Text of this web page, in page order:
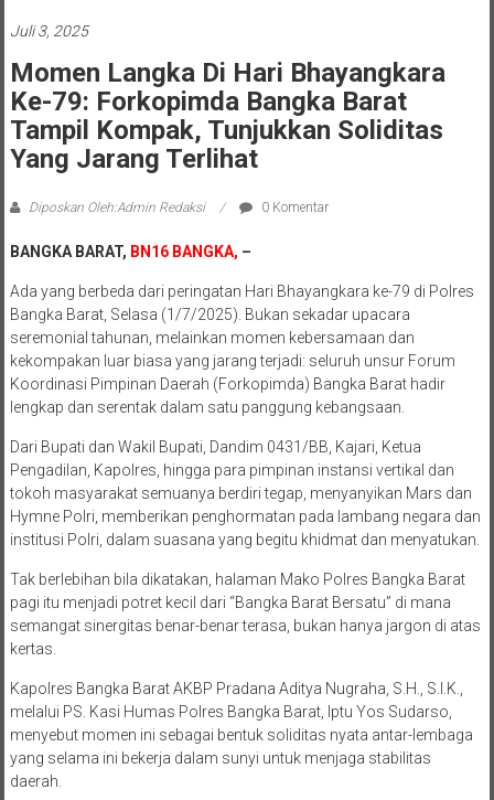
Juli 3, 2025
Momen Langka Di Hari Bhayangkara
Ke-79: Forkopimda Bangka Barat
Tampil Kompak, Tunjukkan Soliditas
Yang Jarang Terlihat
Diposkan Oleh:Admin Redaksi 0 Komentar
BANGKA BARAT, BN16 BANGKA, –
Ada yang berbeda dari peringatan Hari Bhayangkara ke-79 di Polres
Bangka Barat, Selasa (1/7/2025). Bukan sekadar upacara
seremonial tahunan, melainkan momen kebersamaan dan
kekompakan luar biasa yang jarang terjadi: seluruh unsur Forum
Koordinasi Pimpinan Daerah (Forkopimda) Bangka Barat hadir
lengkap dan serentak dalam satu panggung kebangsaan.
Dari Bupati dan Wakil Bupati, Dandim 0431/BB, Kajari, Ketua
Pengadilan, Kapolres, hingga para pimpinan instansi vertikal dan
tokoh masyarakat semuanya berdiri tegap, menyanyikan Mars dan
Hymne Polri, memberikan penghormatan pada lambang negara dan
institusi Polri, dalam suasana yang begitu khidmat dan menyatukan.
Tak berlebihan bila dikatakan, halaman Mako Polres Bangka Barat
pagi itu menjadi potret kecil dari “Bangka Barat Bersatu” di mana
semangat sinergitas benar-benar terasa, bukan hanya jargon di atas
kertas.
Kapolres Bangka Barat AKBP Pradana Aditya Nugraha, S.H., S.I.K.,
melalui PS. Kasi Humas Polres Bangka Barat, Iptu Yos Sudarso,
menyebut momen ini sebagai bentuk soliditas nyata antar-lembaga
yang selama ini bekerja dalam sunyi untuk menjaga stabilitas
daerah.